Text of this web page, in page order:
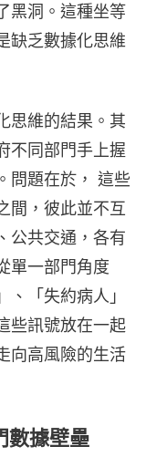
黑洞。這種坐等
缺乏數據化思維
思維的結果。其
不同部門手上握
問題在於， 這些
間，彼此並不互
公共交通，各有
單一部門角度
「失約病人」
些訊號放在一起
向高風險的生活
數據壁壘